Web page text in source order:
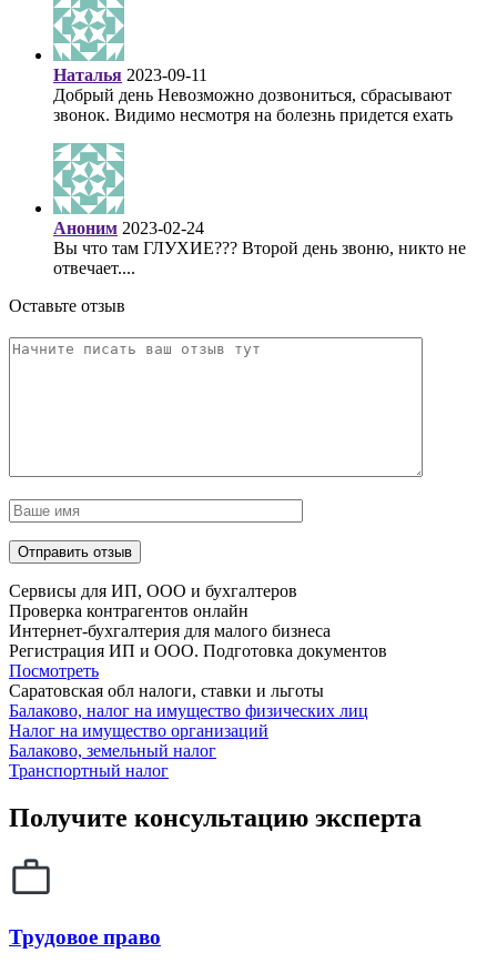
Наталья 2023-09-11
Добрый день Невозможно дозвониться, сбрасывают
звонок. Видимо несмотря на болезнь придется ехать
Аноним 2023-02-24
Вы что там ГЛУХИЕ??? Второй день звоню, никто не
отвечает....
Оставьте отзыв
Сервисы для ИП, ООО и бухгалтеров
Проверка контрагентов онлайн
Интернет-бухгалтерия для малого бизнеса
Регистрация ИП и ООО. Подготовка документов
Посмотреть
Саратовская обл налоги, ставки и льготы
Балаково, налог на имущество физических лиц
Налог на имущество организаций
Балаково, земельный налог
Транспортный налог
Получите консультацию эксперта
Трудовое право